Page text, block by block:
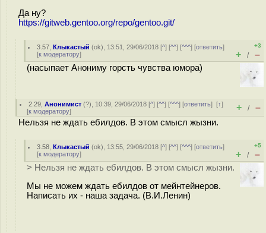
Да ну?
https://gitweb.gentoo.org/repo/gentoo.git/
3.57 ,Клыкастый (ok), 13:51, 29/06/2018 [^] [^^] [^^^] [ответить]
[к модератору]
+3
+ / –
(насыпает Анониму горсть чувства юмора)
2.29 ,Анонимист (?), 10:39, 29/06/2018 [^] [^^] [^^^] [ответить][↑]
[к модератору] + / –
Нельзя не ждать ебилдов. В этом смысл жызни.
3.58 ,Клыкастый (ok), 13:55, 29/06/2018 [^] [^^] [^^^] [ответить]
[к модератору]
+5
+ / –
> Нельзя не ждать ебилдов. В этом смысл жызни.
Мы не можем ждать ебилдов от мейнтейнеров.
Написать их - наша задача. (В.И.Ленин)